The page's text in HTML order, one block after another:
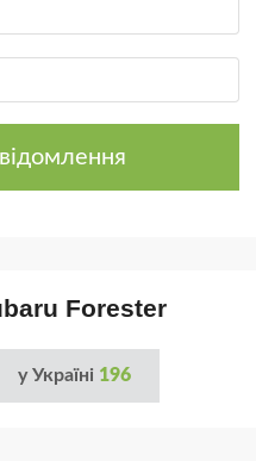
Forester
у Україні 196